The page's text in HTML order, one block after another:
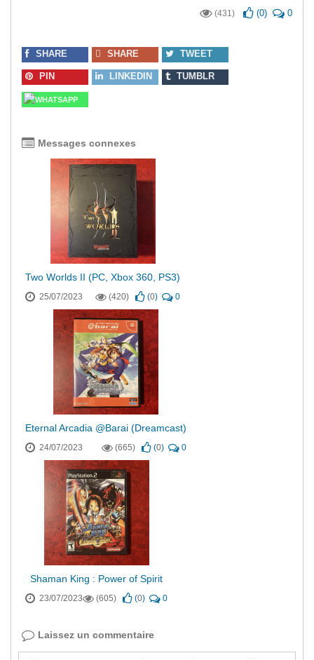
(431) (0) 0
SHARE SHARE TWEET
PIN LINKEDIN TUMBLR
Messages connexes
Two Worlds II (PC, Xbox 360, PS3)
25/07/2023 (420) (0) 0
Eternal Arcadia @Barai (Dreamcast)
24/07/2023 (665) (0) 0
Shaman King : Power of Spirit
23/07/2023 (605) (0) 0
Laissez un commentaire